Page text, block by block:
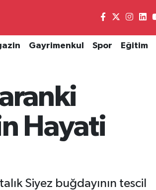
Gayrimenkul Spor Eğitim
Hayati
Siyez buğdayının tescil